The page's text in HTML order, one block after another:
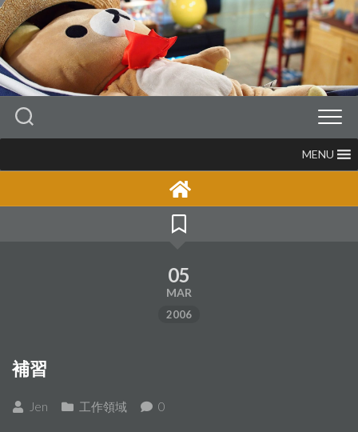
Skip
to
content
MENU
05
MAR
2006
補習
Jen 工作領域 0